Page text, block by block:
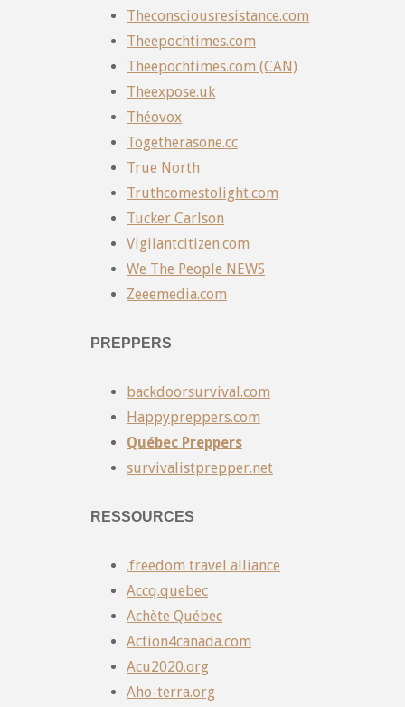
Theconsciousresistance.com
Theepochtimes.com
Theepochtimes.com (CAN)
Theexpose.uk
Théovox
Togetherasone.cc
True North
Truthcomestolight.com
Tucker Carlson
Vigilantcitizen.com
We The People NEWS
Zeeemedia.com
PREPPERS
backdoorsurvival.com
Happypreppers.com
Québec Preppers
survivalistprepper.net
RESSOURCES
.freedom travel alliance
Accq.quebec
Achète Québec
Action4canada.com
Acu2020.org
Aho-terra.org